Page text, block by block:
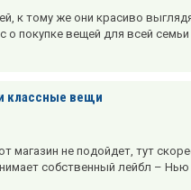
к тому же они красиво
о покупке вещей для всей
классные вещи
магазин не подойдет, тут
собственный лейбл –